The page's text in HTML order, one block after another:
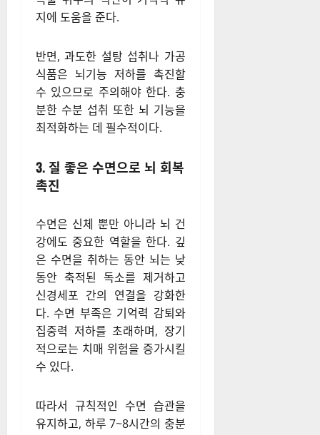
선, 항산화 성분이 포함된 베리
채소, 견과류 등이 뇌 건강을 보
호하는 대표적인 식품이다. 특
히 지중해식 식단은 뇌 노화를
늦추는 효과가 입증되었으며,
건강한 지방과 신선한 채소, 통
지에 도움을 준다.
식품은 뇌기능 저하를 촉진할
수 있으므로 주의해야 한다. 충
분한 수분 섭취 또한 뇌 기능을
최적화하는 데 필수적이다.
3. 질 좋은 수면으로 뇌 회복
촉진
수면은 신체 뿐만 아니라 뇌 건
은 수면을 취하는 동안 뇌는 낮
동안 축적된 독소를 제거하고